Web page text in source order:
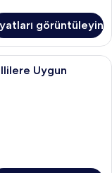
görüntüleyin
ütü/ütü masası,
Uygun